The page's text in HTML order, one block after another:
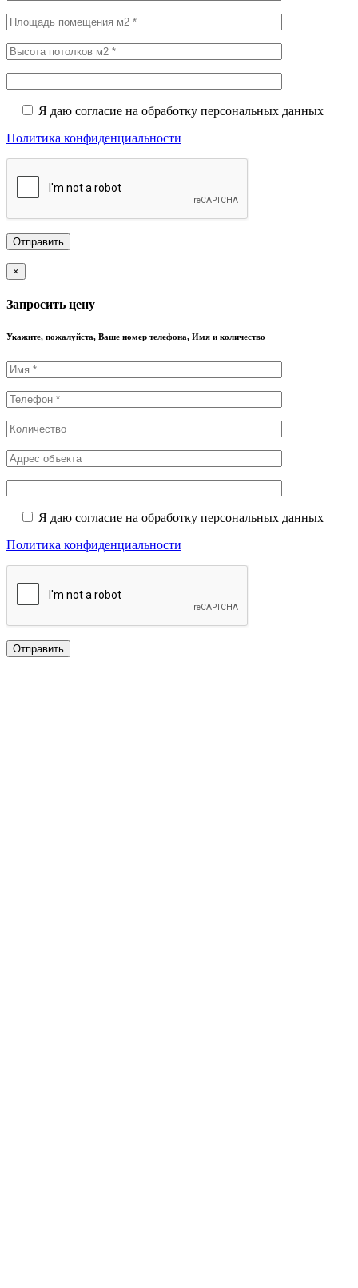
Я даю согласие на обработку персональных данных
Политика конфиденциальности
×
Запросить цену
Укажите, пожалуйста, Ваше номер телефона, Имя и количество
Я даю согласие на обработку персональных данных
Политика конфиденциальности